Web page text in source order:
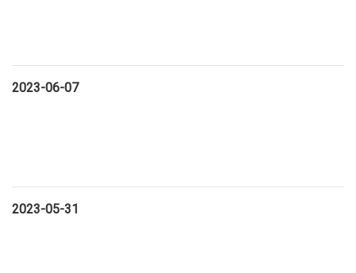
2023-06-07
2023-05-31